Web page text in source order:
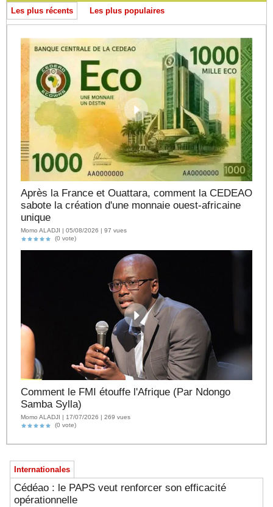
Les plus récents Les plus populaires
Après la France et Ouattara, comment la CEDEAO
sabote la création d'une monnaie ouest-africaine
unique
Momo ALADJI | 05/08/2026 | 97 vues
(0 vote)
Comment le FMI étouffe l'Afrique (Par Ndongo
Samba Sylla)
Momo ALADJI | 17/07/2026 | 269 vues
(0 vote)
Internationales
Cédéao : le PAPS veut renforcer son efficacité
opérationnelle